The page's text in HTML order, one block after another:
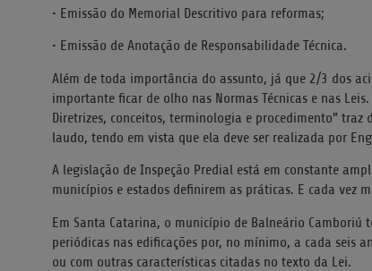
• Emissão do Memorial Descritivo para reformas;
• Emissão de Anotação de Responsabilidade Técnica.
Além de toda importância do assunto, já que 2/3 dos
importante ficar de olho nas Normas Técnicas e nas
Diretrizes, conceitos, terminologia e procedimento” traz
laudo, tendo em vista que ela deve ser realizada por
A legislação de Inspeção Predial está em constante
municípios e estados definirem as práticas. E cada vez
Em Santa Catarina, o município de Balneário
periódicas nas edificações por, no mínimo, a cada seis
ou com outras características citadas no texto da Lei.